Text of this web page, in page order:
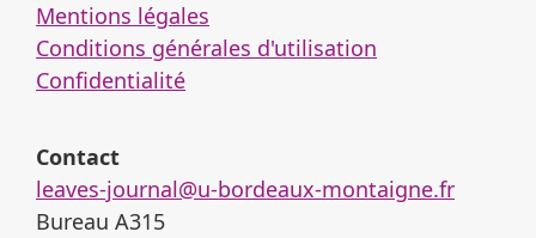
Mentions légales
Conditions générales d'utilisation
Confidentialité
Contact
leaves-journal@u-bordeaux-montaigne.fr
Bureau A315